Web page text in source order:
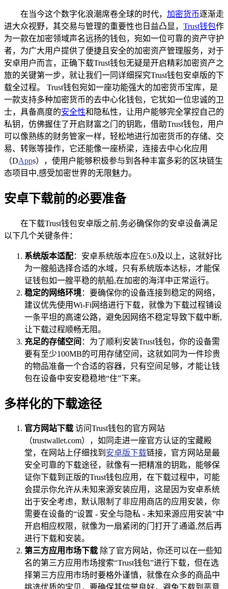
在当今这个数字化浪潮席卷全球的时代， 加密货币逐渐走
进大众视野，其交易与管理的重要性也日益凸显， Trust钱包作
为一款在加密领域声名远扬的钱包，宛如一位可靠的资产守护
者，为广大用户提供了便捷且安全的加密资产管理服务，对于
安卓用户而言，正确下载Trust钱包无疑是开启精彩加密资产之
旅的关键第一步，就让我们一同详细探究Trust钱包安卓版的下
载全过程。 Trust钱包宛如一座功能强大的加密货币宝库，是
一款支持多种加密货币的去中心化钱包，它犹如一位忠诚的卫
士，具备高度的安全性和隐私性，让用户能够完全掌控自己的
私钥，仿佛握住了开启财富之门的钥匙，借助Trust钱包，用户
可以像熟练的财务管家一样，轻松地进行加密货币的存储、交
易、转账等操作，它还能像一座桥梁，连接去中心化应用
（DApps），使用户能够积极参与到各种丰富多彩的区块链生
态项目中,感受加密世界的无限魅力。
安卓下载前的必要准备
在下载Trust钱包安卓版之前,务必确保你的安卓设备满足
以下几个关键条件：
系统版本适配：安卓系统版本应在5.0及以上，这就好比
为一艘船选择合适的水域，只有系统版本达标，才能保
证钱包如一艘平稳的航船,在加密的海洋中正常运行。
稳定的网络环境：要确保你的设备连接到稳定的网络，
建议优先使用Wi-Fi网络进行下载，就像为下载过程铺设
一条平坦的高速公路，避免因网络不稳定导致下载中断,
让下载过程顺畅无阻。
充足的存储空间 ：为了顺利安装Trust钱包，你的设备需
要有至少100MB的可用存储空间，这就如同为一件珍贵
的物品准备一个合适的容器，只有空间足够，才能让钱
包在设备中安安稳稳地“住”下来。
多样化的下载途径
官方网站下载 访问Trust钱包的官方网站
（trustwallet.com），如同走进一座官方认证的宝藏殿
堂，在网站上仔细找到 安卓版下载链接，官方网站是最
安全可靠的下载途径，就像有一把精准的钥匙，能够保
证你下载到正版的Trust钱包应用，在下载过程中，可能
会提示你允许从未知来源安装应用，这是因为安卓系统
出于安全考虑，默认限制了非应用商店的应用安装，你
需要在设备的“设置 - 安全与隐私 - 未知来源应用安装”中
开启相应权限，就像为一扇紧闭的门打开了通道,然后再
进行下载和安装。
第三方应用市场下载 除了官方网站，你还可以在一些知
名的第三方应用市场搜索“Trust钱包”进行下载，但在选
择第三方应用市场时要格外谨慎，就像在众多的商品中